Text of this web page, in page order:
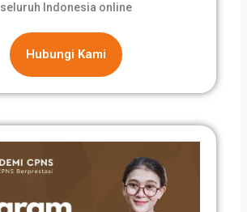
seluruh Indonesia online
Hubungi Kami